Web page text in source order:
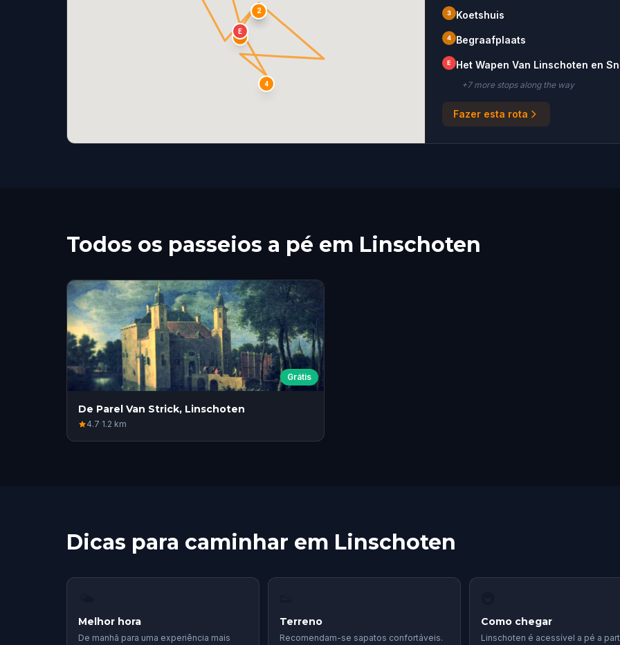
S
1
2
3
4
E
3 Koetshuis
4 Begraafplaats
E Het Wapen Van Linschoten en
+7more stopsalong the way
Fazer esta rota
Todos os passeios a pé em Linschoten
Grátis
De Parel Van Strick, Linschoten
4.7·1.2 km
Dicas para caminhar em Linschoten
Melhor hora
De manhã para uma experiência mais
Terreno
Recomendam-se sapatos confortáveis.
Como chegar
Linschoten é acessível a pé a